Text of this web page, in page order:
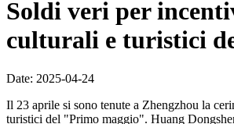
Soldi veri per
culturali e turistici
Date: 2025-04-24
Il 23 aprile si sono tenute a Zhengzhou la
turistici del "Primo maggio". Huang